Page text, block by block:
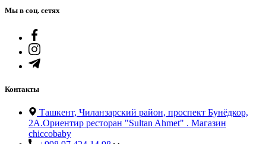
Мы в соц. сетях
Контакты
Ташкент, Чиланзарский район, проспект Бунёдкор,
2А.Ориентир ресторан "Sultan Ahmet" . Магазин
chiccobaby